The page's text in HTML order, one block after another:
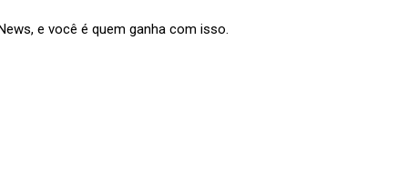
e você é quem ganha com isso.